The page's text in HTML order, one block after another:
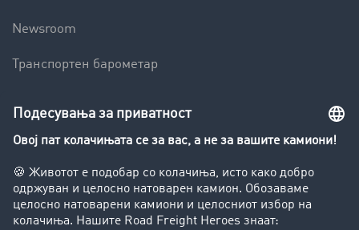
Newsroom
Транспортен барометар
Увид во транспортната берза
Забрани за возење на камиони
Фирма